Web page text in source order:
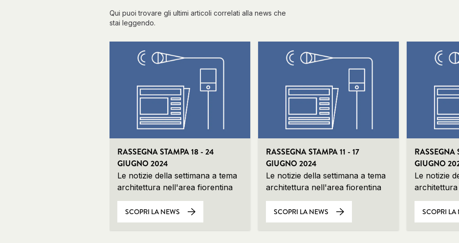
Qui puoi trovare gli ultimi articoli correlati alla news che
stai leggendo.
RASSEGNA STAMPA 18 - 24
GIUGNO 2024
Le notizie della settimana a tema
architettura nell'area fiorentina
SCOPRI LA NEWS
RASSEGNA STAMPA 11 - 17
GIUGNO 2024
Le notizie della settimana a tema
architettura nell'area fiorentina
SCOPRI LA NEWS
RASSEGNA
GIUGNO
Le notizie
SCOPRI LA